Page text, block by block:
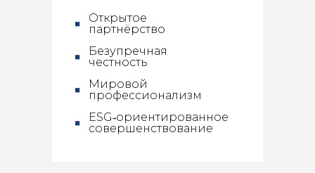
Открытое
партнёрство
Безупречная
честность
Мировой
профессионализм
ESG‑ориентированное
совершенствование